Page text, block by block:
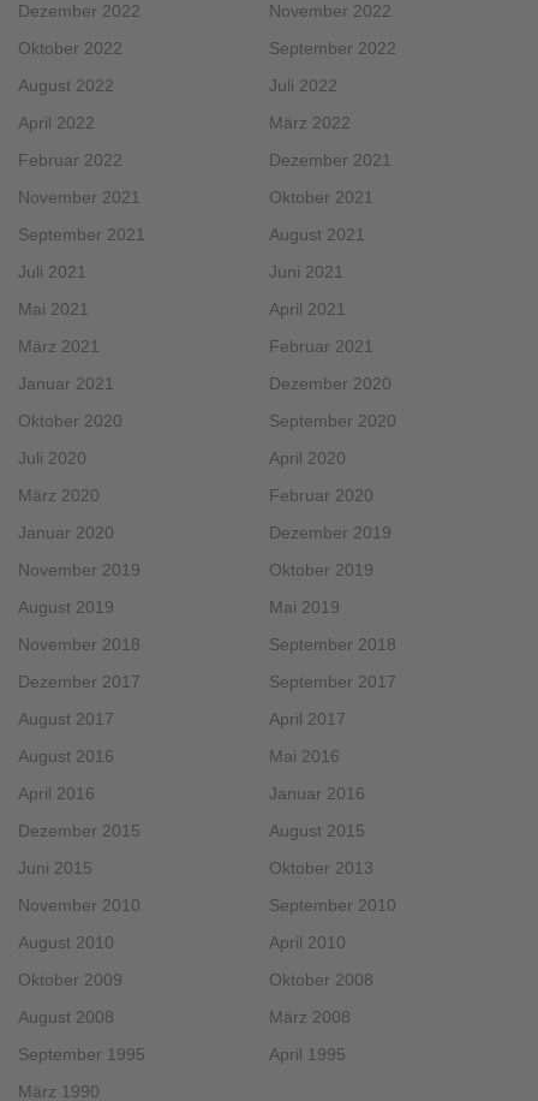
Dezember 2022
November 2022
Oktober 2022
September 2022
August 2022
Juli 2022
April 2022
März 2022
Februar 2022
Dezember 2021
November 2021
Oktober 2021
September 2021
August 2021
Juli 2021
Juni 2021
Mai 2021
April 2021
März 2021
Februar 2021
Januar 2021
Dezember 2020
Oktober 2020
September 2020
Juli 2020
April 2020
März 2020
Februar 2020
Januar 2020
Dezember 2019
November 2019
Oktober 2019
August 2019
Mai 2019
November 2018
September 2018
Dezember 2017
September 2017
August 2017
April 2017
August 2016
Mai 2016
April 2016
Januar 2016
Dezember 2015
August 2015
Juni 2015
Oktober 2013
November 2010
September 2010
August 2010
April 2010
Oktober 2009
Oktober 2008
August 2008
März 2008
September 1995
April 1995
März 1990